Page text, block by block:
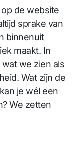
de website
sprake van
binnenuit
maakt. In
we zien als
Wat zijn de
je wél een
We zetten